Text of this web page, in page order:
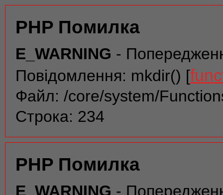
PHP Помилка
E_WARNING -
Повідомлення: mkdir() [
Файл: /core/system/
Строка: 234
PHP Помилка
E_WARNING -